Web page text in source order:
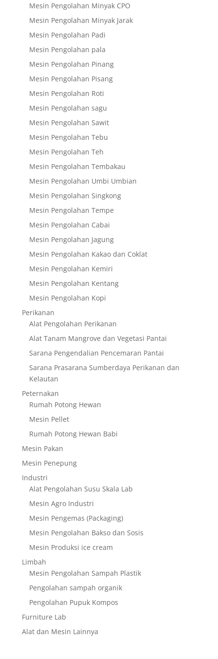
Mesin Pengolahan Minyak CPO
Mesin Pengolahan Minyak Jarak
Mesin Pengolahan Padi
Mesin Pengolahan pala
Mesin Pengolahan Pinang
Mesin Pengolahan Pisang
Mesin Pengolahan Roti
Mesin Pengolahan sagu
Mesin Pengolahan Sawit
Mesin Pengolahan Tebu
Mesin Pengolahan Teh
Mesin Pengolahan Tembakau
Mesin Pengolahan Umbi Umbian
Mesin Pengolahan Singkong
Mesin Pengolahan Tempe
Mesin Pengolahan Cabai
Mesin Pengolahan Jagung
Mesin Pengolahan Kakao dan Coklat
Mesin Pengolahan Kemiri
Mesin Pengolahan Kentang
Mesin Pengolahan Kopi
Perikanan
Alat Pengolahan Perikanan
Alat Tanam Mangrove dan Vegetasi Pantai
Sarana Pengendalian Pencemaran Pantai
Sarana Prasarana Sumberdaya Perikanan dan
Kelautan
Peternakan
Rumah Potong Hewan
Mesin Pellet
Rumah Potong Hewan Babi
Mesin Pakan
Mesin Penepung
Industri
Alat Pengolahan Susu Skala Lab
Mesin Agro Industri
Mesin Pengemas (Packaging)
Mesin Pengolahan Bakso dan Sosis
Mesin Produksi ice cream
Limbah
Mesin Pengolahan Sampah Plastik
Pengolahan sampah organik
Pengolahan Pupuk Kompos
Furniture Lab
Alat dan Mesin Lainnya